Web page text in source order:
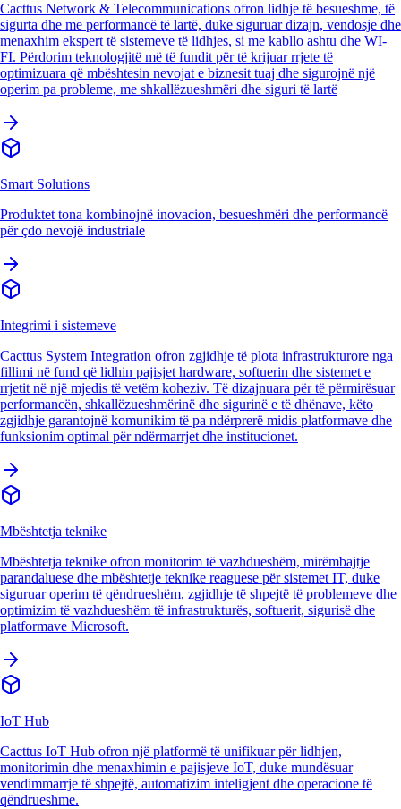
Cacttus Network & Telecommunications ofron lidhje të besueshme, të
sigurta dhe me performancë të lartë, duke siguruar dizajn, vendosje dhe
menaxhim ekspert të sistemeve të lidhjes, si me kabllo ashtu dhe WI-
FI. Përdorim teknologjitë më të fundit për të krijuar rrjete të
optimizuara që mbështesin nevojat e biznesit tuaj dhe sigurojnë një
operim pa probleme, me shkallëzueshmëri dhe siguri të lartë
Smart Solutions
Produktet tona kombinojnë inovacion, besueshmëri dhe performancë
për çdo nevojë industriale
Integrimi i sistemeve
Cacttus System Integration ofron zgjidhje të plota infrastrukturore nga
fillimi në fund që lidhin pajisjet hardware, softuerin dhe sistemet e
rrjetit në një mjedis të vetëm koheziv. Të dizajnuara për të përmirësuar
performancën, shkallëzueshmërinë dhe sigurinë e të dhënave, këto
zgjidhje garantojnë komunikim të pa ndërprerë midis platformave dhe
funksionim optimal për ndërmarrjet dhe institucionet.
Mbështetja teknike
Mbështetja teknike ofron monitorim të vazhdueshëm, mirëmbajtje
parandaluese dhe mbështetje teknike reaguese për sistemet IT, duke
siguruar operim të qëndrueshëm, zgjidhje të shpejtë të problemeve dhe
optimizim të vazhdueshëm të infrastrukturës, softuerit, sigurisë dhe
platformave Microsoft.
IoT Hub
Cacttus IoT Hub ofron një platformë të unifikuar për lidhjen,
monitorimin dhe menaxhimin e pajisjeve IoT, duke mundësuar
vendimmarrje të shpejtë, automatizim inteligjent dhe operacione të
qëndrueshme.